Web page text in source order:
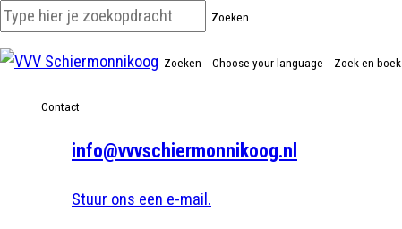
Zoeken
Zoeken Choose your language Zoek en boek
Contact
info@vvvschiermonnikoog.nl
Stuur ons een e-mail.